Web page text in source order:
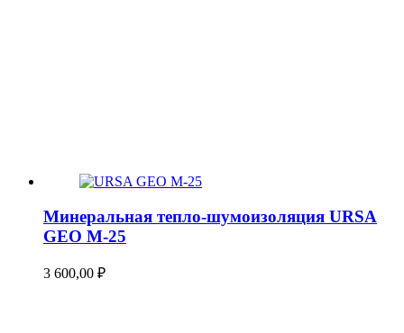
Минеральная тепло-шумоизоляция URSA
GEO М-25
3 600,00 ₽